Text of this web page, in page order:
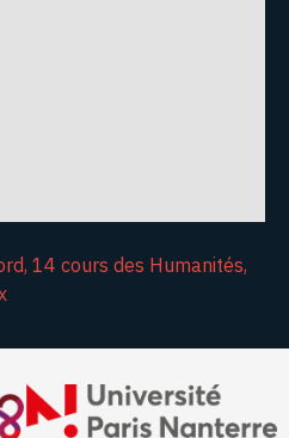
14 cours des Humanités,